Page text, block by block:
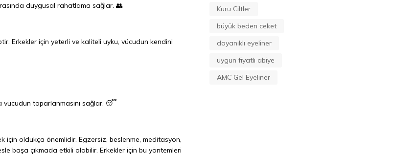
duygusal rahatlama sağlar. 👥
Erkekler için yeterli ve kaliteli uyku, vücudun kendini
vücudun toparlanmasını sağlar. 😴
için oldukça önemlidir. Egzersiz, beslenme, meditasyon,
başa çıkmada etkili olabilir. Erkekler için bu yöntemleri
Kuru Ciltler
büyük beden ceket
dayanıklı eyeliner
uygun fiyatlı abiye
AMC Gel Eyeliner